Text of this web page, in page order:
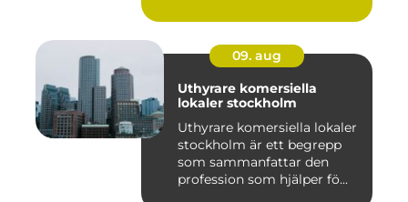
09. aug
Uthyrare komersiella
lokaler stockholm
Uthyrare komersiella lokaler
stockholm är ett begrepp
som sammanfattar den
profession som hjälper fö...